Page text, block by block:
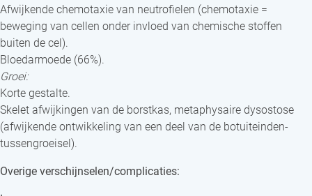
Afwijkende chemotaxie van neutrofielen (chemotaxie =
beweging van cellen onder invloed van chemische stoffen
buiten de cel).
Bloedarmoede (66%).
Groei:
Korte gestalte.
Skelet afwijkingen van de borstkas, metaphysaire dysostose
(afwijkende ontwikkeling van een deel van de botuiteinden-
tussengroeisel).
Overige verschijnselen/complicaties: